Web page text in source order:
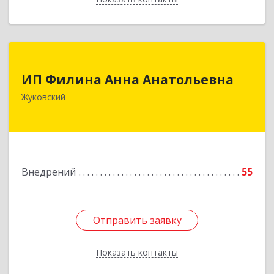
ИП Филина Анна Анатольевна
Жуковский
Внедрений 55
Отправить заявку
Показать контакты
Подробнее
Отправить заявку
Назад